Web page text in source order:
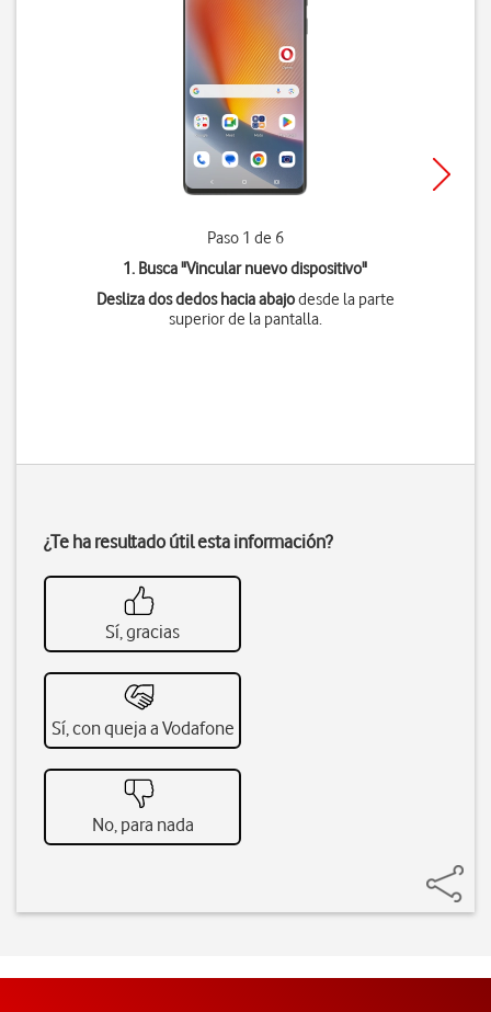
Paso 1 de 6
1. Busca "Vincular nuevo dispositivo"
Desliza dos dedos hacia abajodesde la parte
superior de la pantalla.
¿Te ha resultado útil esta información?
Sí, gracias
Sí, con queja a Vodafone
No, para nada